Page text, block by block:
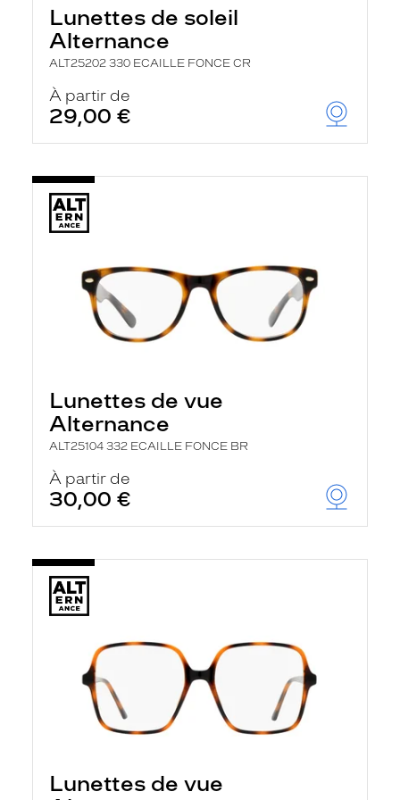
Lunettes de soleil
Alternance
ALT25202 330 ECAILLE FONCE CR
À partir de
29,00 €
Lunettes de vue
Alternance
ALT25104 332 ECAILLE FONCE BR
À partir de
30,00 €
Lunettes de vue